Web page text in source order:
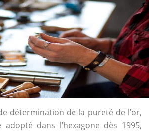
détermination de la pureté de l’or,
dans l’hexagone dès 1995,